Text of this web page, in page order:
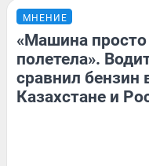
МНЕНИЕ
«Машина просто
полетела».
сравнил бензин
Казахстане и